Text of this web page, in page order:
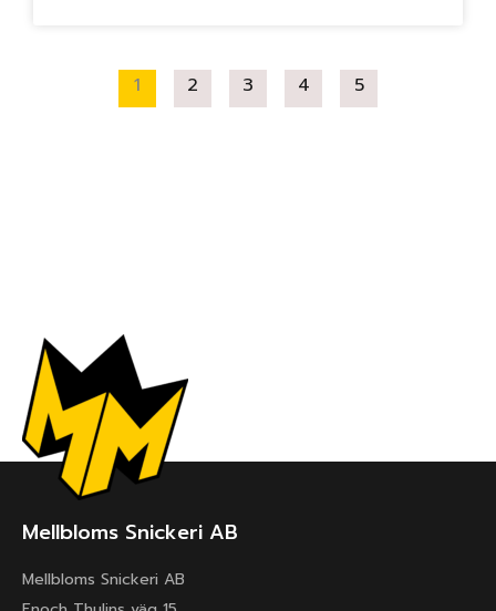
1 2 3 4 5
Mellbloms Snickeri AB
Mellbloms Snickeri AB